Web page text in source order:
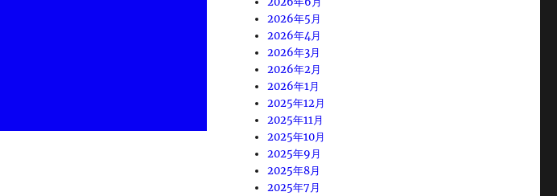
2026年5月
2026年4月
2026年3月
2026年2月
2026年1月
2025年12月
2025年11月
2025年10月
2025年9月
2025年8月
2025年7月